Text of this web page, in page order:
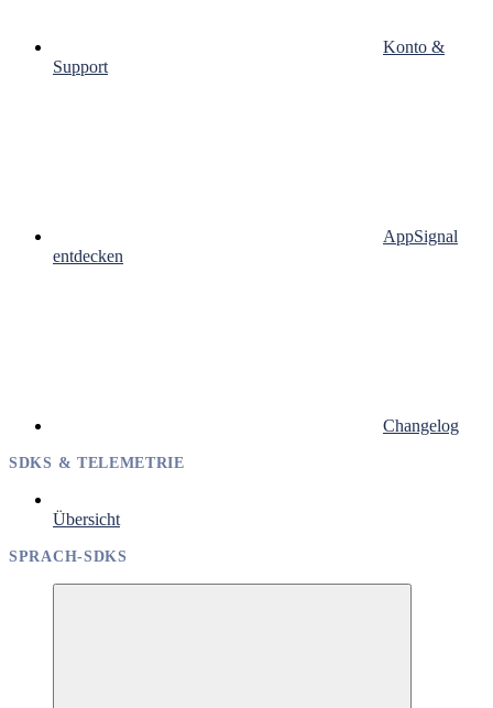
Konto &
Support
AppSignal
entdecken
Changelog
SDKS & TELEMETRIE
Übersicht
SPRACH-SDKS